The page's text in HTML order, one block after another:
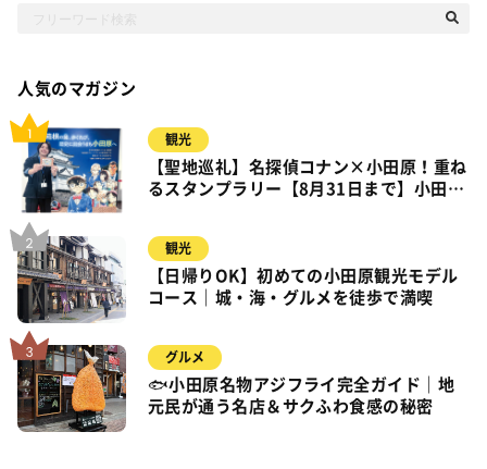
人気のマガジン
観光
【聖地巡礼】名探偵コナン×小田原！重ね
るスタンプラリー【8月31日まで】小田
観光
【日帰りOK】初めての小田原観光モデル
コース｜城・海・グルメを徒歩で満喫
グルメ
🐟小田原名物アジフライ完全ガイド｜地
元民が通う名店＆サクふわ食感の秘密